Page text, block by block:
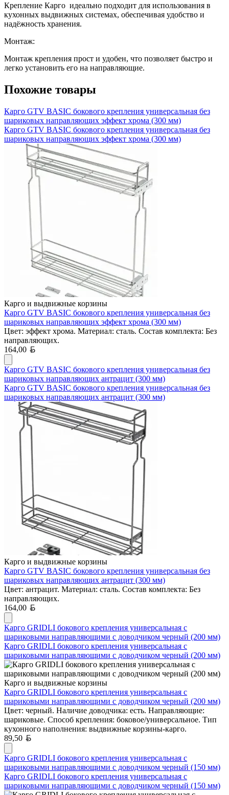
Крепление Карго идеально подходит для использования в
кухонных выдвижных системах, обеспечивая удобство и
надёжность хранения.
Монтаж:
Монтаж крепления прост и удобен, что позволяет быстро и
легко установить его на направляющие.
Похожие товары
Карго GTV BASIC бокового крепления универсальная без
шариковых направляющих эффект хрома (300 мм)
Карго GTV BASIC бокового крепления универсальная без
шариковых направляющих эффект хрома (300 мм)
Карго и выдвижные корзины
Карго GTV BASIC бокового крепления универсальная без
шариковых направляющих эффект хрома (300 мм)
Цвет: эффект хрома. Материал: сталь. Состав комплекта: Без
направляющих.
164,00
Карго GTV BASIC бокового крепления универсальная без
шариковых направляющих антрацит (300 мм)
Карго GTV BASIC бокового крепления универсальная без
шариковых направляющих антрацит (300 мм)
Карго и выдвижные корзины
Карго GTV BASIC бокового крепления универсальная без
шариковых направляющих антрацит (300 мм)
Цвет: антрацит. Материал: сталь. Состав комплекта: Без
направляющих.
164,00
Карго GRIDLI бокового крепления универсальная с
шариковыми направляющими с доводчиком черный (200 мм)
Карго GRIDLI бокового крепления универсальная с
шариковыми направляющими с доводчиком черный (200 мм)
Карго и выдвижные корзины
Карго GRIDLI бокового крепления универсальная с
шариковыми направляющими с доводчиком черный (200 мм)
Цвет: черный. Наличие доводчика: есть. Направляющие:
шариковые. Способ крепления: боковое/универсальное. Тип
кухонного наполнения: выдвижные корзины-карго.
89,50
Карго GRIDLI бокового крепления универсальная с
шариковыми направляющими с доводчиком черный (150 мм)
Карго GRIDLI бокового крепления универсальная с
шариковыми направляющими с доводчиком черный (150 мм)